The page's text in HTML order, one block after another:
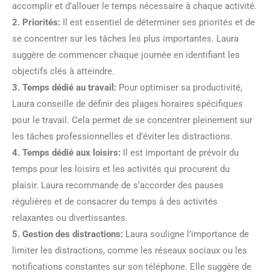
accomplir et d’allouer le temps nécessaire à chaque activité.
2. Priorités: Il est essentiel de déterminer ses priorités et de
se concentrer sur les tâches les plus importantes. Laura
suggère de commencer chaque journée en identifiant les
objectifs clés à atteindre.
3. Temps dédié au travail: Pour optimiser sa productivité,
Laura conseille de définir des plages horaires spécifiques
pour le travail. Cela permet de se concentrer pleinement sur
les tâches professionnelles et d’éviter les distractions.
4. Temps dédié aux loisirs: Il est important de prévoir du
temps pour les loisirs et les activités qui procurent du
plaisir. Laura recommande de s’accorder des pauses
régulières et de consacrer du temps à des activités
relaxantes ou divertissantes.
5. Gestion des distractions: Laura souligne l’importance de
limiter les distractions, comme les réseaux sociaux ou les
notifications constantes sur son téléphone. Elle suggère de